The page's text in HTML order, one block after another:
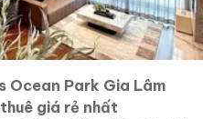
Ocean Park Gia Lâm
giá rẻ nhất